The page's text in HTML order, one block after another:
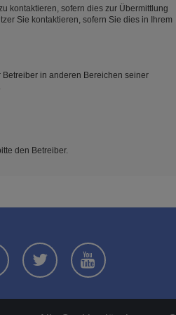
kontaktieren, sofern dies zur Übermittlung
Sie kontaktieren, sofern Sie dies in Ihrem
in anderen Bereichen seiner
den Betreiber.